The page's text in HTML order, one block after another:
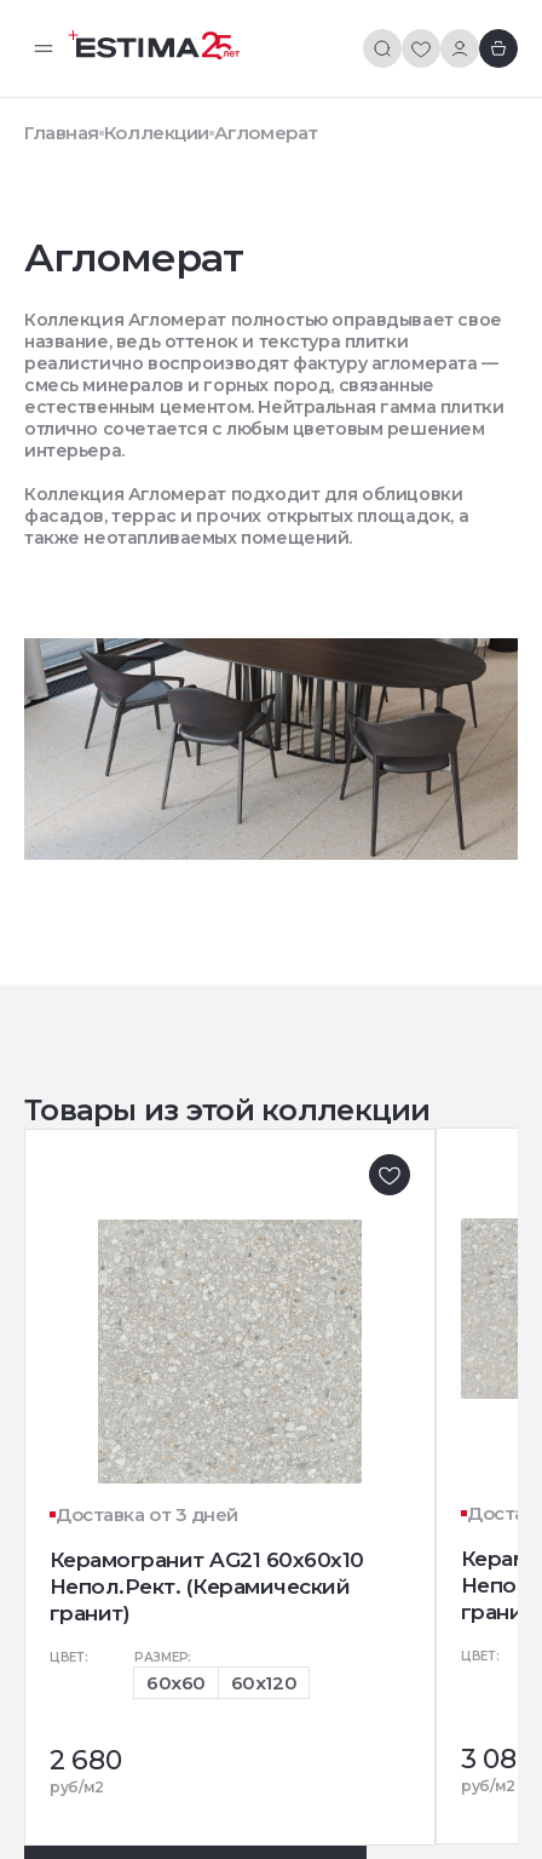
Главная Коллекции Агломерат
Агломерат
Коллекция Агломерат полностью оправдывает свое
название, ведь оттенок и текстура плитки
реалистично воспроизводят фактуру агломерата —
смесь минералов и горных пород, связанные
естественным цементом. Нейтральная гамма плитки
отлично сочетается с любым цветовым решением
интерьера.
Коллекция Агломерат подходит для облицовки
фасадов, террас и прочих открытых площадок, а
также неотапливаемых помещений.
Товары из этой коллекции
Доставка от 3 дней
Керамогранит AG21 60x60x10
Непол.Рект. (Керамический
гранит)
ЦВЕТ: РАЗМЕР:
60x60 60x120
2 680
руб/м2
гранит)
ЦВЕТ:
3 080
руб/м2